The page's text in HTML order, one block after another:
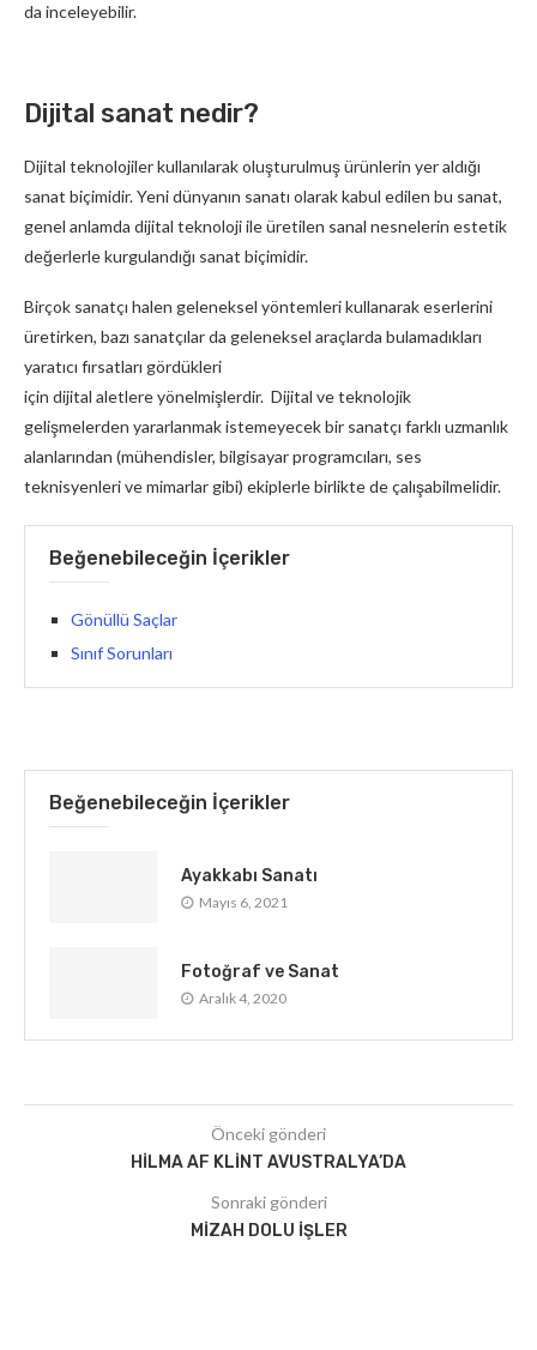
da inceleyebilir.
Dijital sanat nedir?
Dijital teknolojiler kullanılarak oluşturulmuş ürünlerin yer aldığı
sanat biçimidir. Yeni dünyanın sanatı olarak kabul edilen bu sanat,
genel anlamda dijital teknoloji ile üretilen sanal nesnelerin estetik
değerlerle kurgulandığı sanat biçimidir.
Birçok sanatçı halen geleneksel yöntemleri kullanarak eserlerini
üretirken, bazı sanatçılar da geleneksel araçlarda bulamadıkları
yaratıcı fırsatları gördükleri
için dijital aletlere yönelmişlerdir. Dijital ve teknolojik
gelişmelerden yararlanmak istemeyecek bir sanatçı farklı uzmanlık
alanlarından (mühendisler, bilgisayar programcıları, ses
teknisyenleri ve mimarlar gibi) ekiplerle birlikte de çalışabilmelidir.
Beğenebileceğin İçerikler
Gönüllü Saçlar
Sınıf Sorunları
Beğenebileceğin İçerikler
Ayakkabı Sanatı
Mayıs 6, 2021
Fotoğraf ve Sanat
Aralık 4, 2020
Önceki gönderi
HILMA AF KLINT AVUSTRALYA’DA
Sonraki gönderi
MIZAH DOLU İŞLER